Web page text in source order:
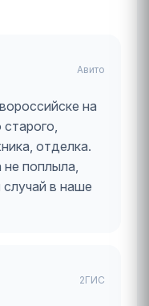
Авито
на
отделка.
поплыла,
в наше
2ГИС